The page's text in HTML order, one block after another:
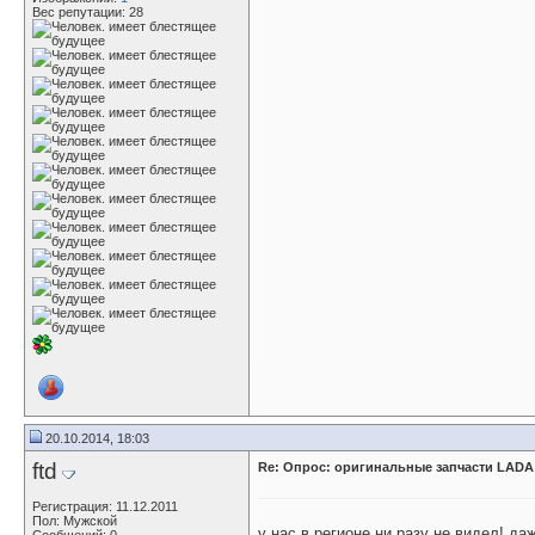
Вес репутации: 28
20.10.2014, 18:03
ftd
Регистрация: 11.12.2011
Пол: Мужской
Re: Опрос: оригинальные запчасти LADA